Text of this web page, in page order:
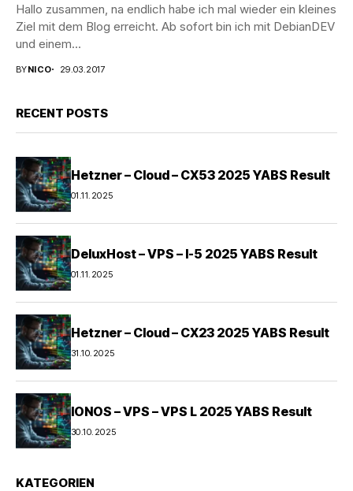
Hallo zusammen, na endlich habe ich mal wieder ein kleines
Ziel mit dem Blog erreicht. Ab sofort bin ich mit DebianDEV
und einem...
BYNICO 29.03.2017
RECENT POSTS
Hetzner – Cloud – CX53 2025 YABS Result
01.11.2025
DeluxHost – VPS – I-5 2025 YABS Result
01.11.2025
Hetzner – Cloud – CX23 2025 YABS Result
31.10.2025
IONOS – VPS – VPS L 2025 YABS Result
30.10.2025
KATEGORIEN